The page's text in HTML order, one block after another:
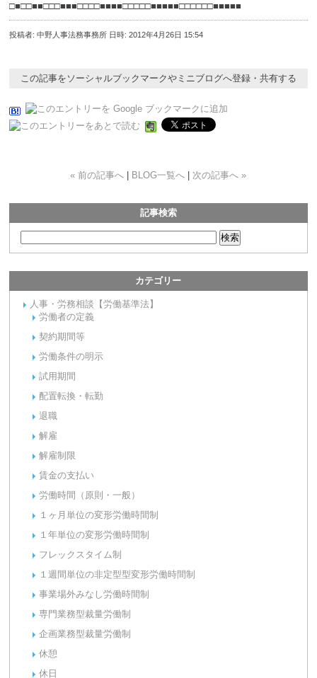
□■□□■■□□□■■■□□□□■■■■□□□□□■■■■■□□□□□□■■■■■
投稿者: 中野人事法務事務所 日時: 2012年4月26日 15:54
この記事をソーシャルブックマークやミニブログへ登録・共有する
« 前の記事へ BLOG一覧へ 次の記事へ »
記事検索
カテゴリー
人事・労務相談【労働基準法】
労働者の定義
契約期間等
労働条件の明示
試用期間
配置転換・転勤
退職
解雇
解雇制限
賃金の支払い
労働時間（原則・一般）
１ヶ月単位の変形労働時間制
１年単位の変形労働時間制
フレックスタイム制
１週間単位の非定型型変形労働時間制
事業場外みなし労働時間制
専門業務型裁量労働制
企画業務型裁量労働制
休憩
休日